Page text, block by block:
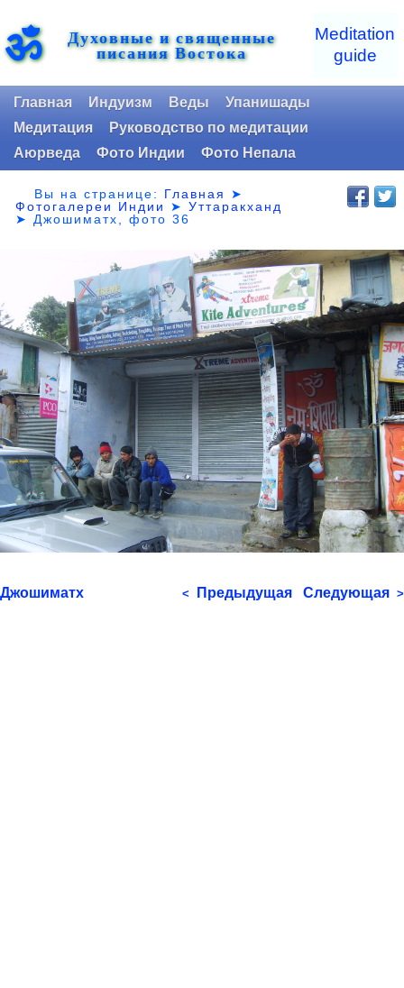
ॐ Духовные и священные
писания Востока
Meditation
guide
Главная Индуизм Веды
Упанишады
Медитация
Руководство по медитации
Аюрведа
Фото Индии Фото Непала
Вы на странице: Главная
➤
Фотогалереи Индии
➤Уттаракханд
➤ Джошиматх, фото 36
Джошиматх < Предыдущая Следующая >